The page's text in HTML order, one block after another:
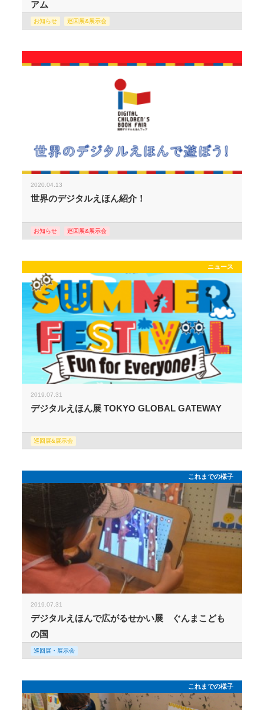
アム
お知らせ 巡回展&展示会
2020.04.13
世界のデジタルえほん紹介！
お知らせ 巡回展&展示会
ニュース
2019.07.31
デジタルえほん展 TOKYO GLOBAL GATEWAY
巡回展&展示会
これまでの様子
2019.07.31
デジタルえほんで広がるせかい展 ぐんまこども
の国
巡回展・展示会
これまでの様子